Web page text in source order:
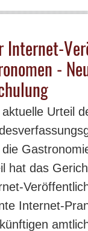
-
aktuelle Urteil
hat das
Internet-